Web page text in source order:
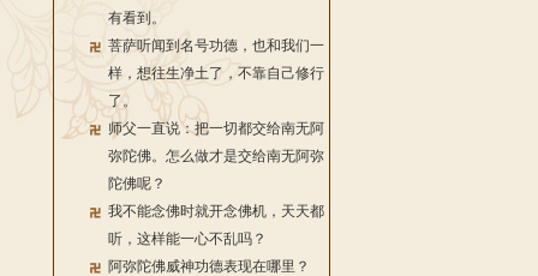
有看到。
菩萨听闻到名号功德，也和我们一
样，想往生净土了，不靠自己修行
了。
师父一直说：把一切都交给南无阿
弥陀佛。怎么做才是交给南无阿弥
陀佛呢？
我不能念佛时就开念佛机，天天都
听，这样能一心不乱吗？
阿弥陀佛威神功德表现在哪里？